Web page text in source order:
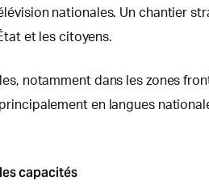
nationales. Un chantier
et les citoyens.
notamment dans les zones
en langues
capacités